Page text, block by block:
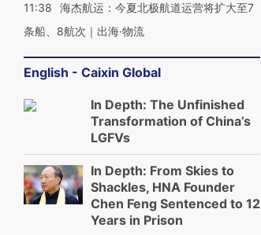
11:38
海杰航运：今夏北极航道运营将扩大至7
条船、8航次｜出海·物流
English - Caixin Global
In Depth: The Unfinished
Transformation of China’s
LGFVs
In Depth: From Skies to
Shackles, HNA Founder
Chen Feng Sentenced to 12
Years in Prison